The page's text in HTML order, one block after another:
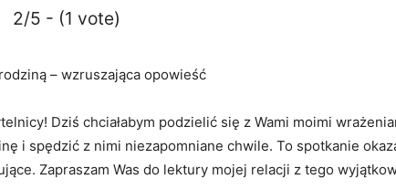
2/5 - (1 vote)
‌– wzruszająca opowieść
Dziś ⁣chciałabym podzielić się z ⁤Wami ⁤moimi⁣
i spędzić ‌z nimi niezapomniane⁣ chwile. To spotkanie⁢
⁣Zapraszam Was do lektury ​mojej relacji⁣ z⁣ tego